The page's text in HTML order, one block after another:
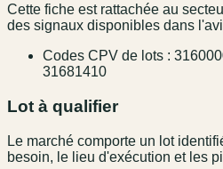
Cette fiche est rattachée au
des signaux disponibles dans
Codes CPV de lots :
31681410
Lot à qualifier
Le marché comporte un lot
besoin, le lieu d'exécution et les